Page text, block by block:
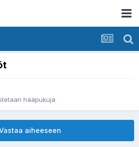
hääpukuja
aiheeseen